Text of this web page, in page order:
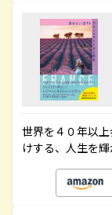
世界を４０年以
けする、人生を